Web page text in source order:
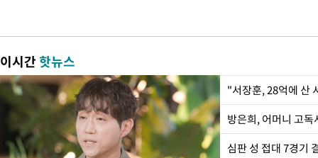
이시간핫뉴스
"서장훈, 28억에 산
방은희, 어머니 고
심판 성 접대 7경기